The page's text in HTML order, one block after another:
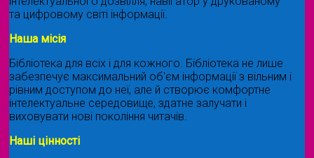
та цифровому світі інформації.
Наша місія
Бібліотека для всіх і для кожного. Бібліотека не лише
забезпечує максимальний об'єм інформації з вільним і
рівним доступом до неї, але й створює комфортне
інтелектуальне середовище, здатне залучати і
виховувати нові покоління читачів.
Наші цінності